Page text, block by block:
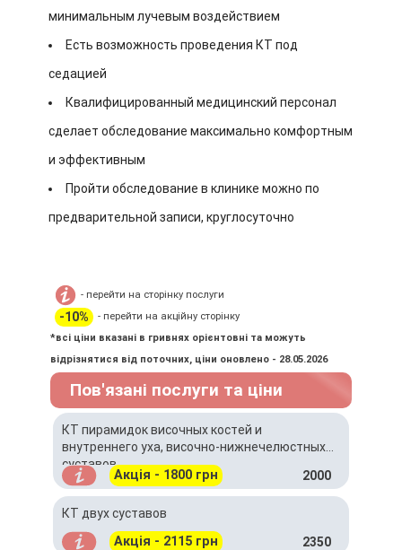
минимальным лучевым воздействием
Есть возможность проведения КТ под
седацией
Квалифицированный медицинский персонал
сделает обследование максимально комфортным
и эффективным
Пройти обследование в клинике можно по
предварительной записи, круглосуточно
- перейти на сторінку послуги
-10%
- перейти на акційну сторінку
*всі ціни вказані в гривнях орієнтовні та можуть
відрізнятися від поточних, ціни оновлено - 28.05.2026
Пов'язані послуги та ціни
КТ пирамидок височных костей и
внутреннего уха, височно-нижнечелюстных
суставов
Акція - 1800 грн 2000
КТ двух суставов
Акція - 2115 грн 2350